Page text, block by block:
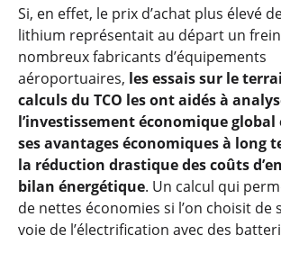
Si, en effet, le prix d’achat plus élevé
lithium représentait au départ un
nombreux fabricants d’équipements
aéroportuaires, les essais sur le
calculs du TCO les ont aidés à
l’investissement économique
ses avantages économiques à long
la réduction drastique des coûts
bilan énergétique. Un calcul qui
de nettes économies si l’on choisit de
voie de l’électrification avec des